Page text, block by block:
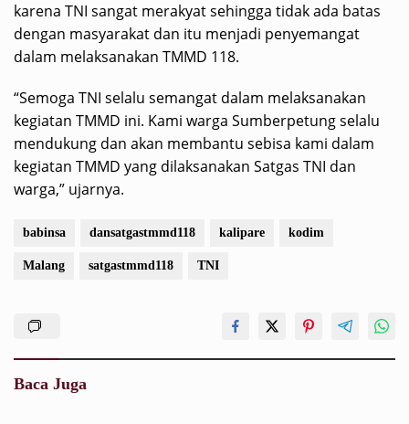
karena TNI sangat merakyat sehingga tidak ada batas
dengan masyarakat dan itu menjadi penyemangat
dalam melaksanakan TMMD 118.
“Semoga TNI selalu semangat dalam melaksanakan
kegiatan TMMD ini. Kami warga Sumberpetung selalu
mendukung dan akan membantu sebisa kami dalam
kegiatan TMMD yang dilaksanakan Satgas TNI dan
warga,” ujarnya.
babinsa dansatgastmmd118 kalipare kodim
Malang satgastmmd118 TNI
Baca Juga